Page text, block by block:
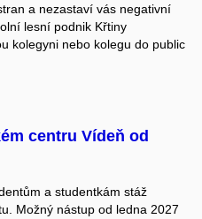
a nezastaví vás negativní
lesní podnik Křtiny
kolegyni nebo kolegu do public
centru Vídeň od
a studentkám stáž
Možný nástup od ledna 2027